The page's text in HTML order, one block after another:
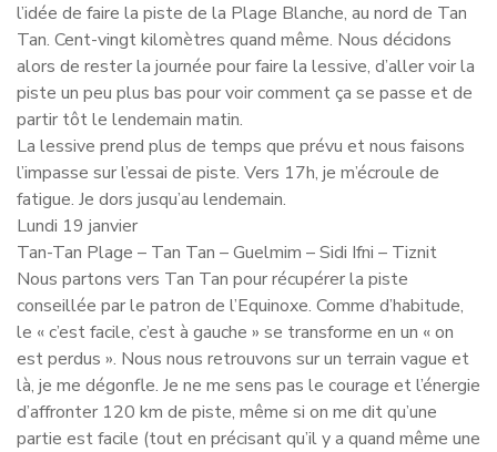
l’idée de faire la piste de la Plage Blanche, au nord de Tan
Tan. Cent-vingt kilomètres quand même. Nous décidons
alors de rester la journée pour faire la lessive, d’aller voir la
piste un peu plus bas pour voir comment ça se passe et de
partir tôt le lendemain matin.
La lessive prend plus de temps que prévu et nous faisons
l’impasse sur l’essai de piste. Vers 17h, je m’écroule de
fatigue. Je dors jusqu’au lendemain.
Lundi 19 janvier
Tan-Tan Plage – Tan Tan – Guelmim – Sidi Ifni – Tiznit
Nous partons vers Tan Tan pour récupérer la piste
conseillée par le patron de l’Equinoxe. Comme d’habitude,
le « c’est facile, c’est à gauche » se transforme en un « on
est perdus ». Nous nous retrouvons sur un terrain vague et
là, je me dégonfle. Je ne me sens pas le courage et l’énergie
d’affronter 120 km de piste, même si on me dit qu’une
partie est facile (tout en précisant qu’il y a quand même une